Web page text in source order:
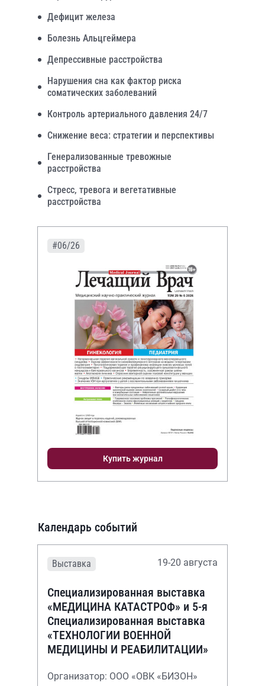
Дефицит железа
Болезнь Альцгеймера
Депрессивные расстройства
Нарушения сна как фактор риска
соматических заболеваний
Контроль артериального давления 24/7
Снижение веса: стратегии и перспективы
Генерализованные тревожные
расстройства
Стресс, тревога и вегетативные
расстройства
#06/26
Купить журнал
Календарь событий
Выставка 19-20 августа
Специализированная выставка
«МЕДИЦИНА КАТАСТРОФ» и 5-я
Специализированная выставка
«ТЕХНОЛОГИИ ВОЕННОЙ
МЕДИЦИНЫ И РЕАБИЛИТАЦИИ»
Организатор: ООО «ОВК «БИЗОН»